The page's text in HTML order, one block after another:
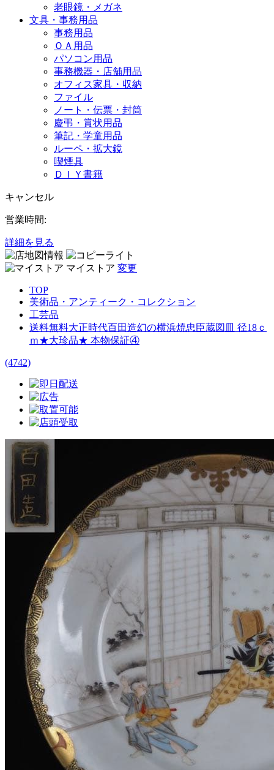
老眼鏡・メガネ
文具・事務用品
事務用品
ＯＡ用品
パソコン用品
事務機器・店舗用品
オフィス家具・収納
ファイル
ノート・伝票・封筒
慶弔・賞状用品
筆記・学童用品
ルーペ・拡大鏡
喫煙具
ＤＩＹ書籍
キャンセル
営業時間:
詳細を見る
マイストア 変更
TOP
美術品・アンティーク・コレクション
工芸品
送料無料大正時代百田造幻の横浜焼忠臣蔵図皿 径18ｃ
ｍ★大珍品★ 本物保証④
(4742)